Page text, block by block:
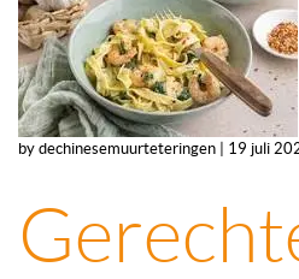
by dechinesemuurteteringen | 19 juli